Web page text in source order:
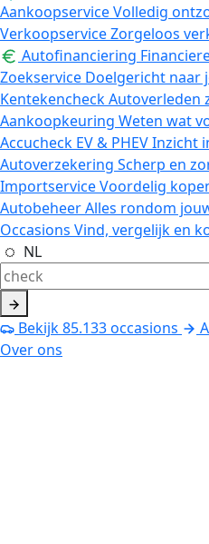
AankoopserviceVolledig
VerkoopserviceZorgeloos
Autofinanciering
Zoekservice Doelgericht naar
KentekencheckAutoverleden
Aankoopkeuring Weten wat
Accucheck EV & PHEVInzicht
Autoverzekering Scherp en
ImportserviceVoordelig
AutobeheerAlles rondom
Occasions Vind, vergelijk en
NL
Bekijk85.133occasions
Over ons